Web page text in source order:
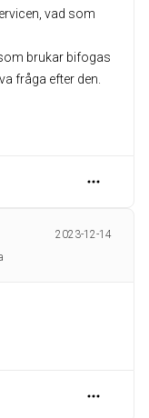
vad som
brukar bifogas
fråga efter den.
2023-12-14